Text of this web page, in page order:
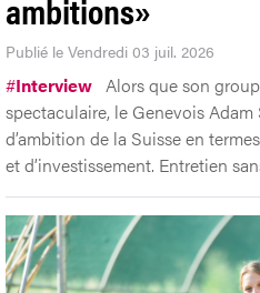
sur nos acquis que
ambitions»
Publié le Vendredi 03 juil. 2026
#Interview Alors que son
d’ambition de la Suisse en
et d’investissement. Entretien